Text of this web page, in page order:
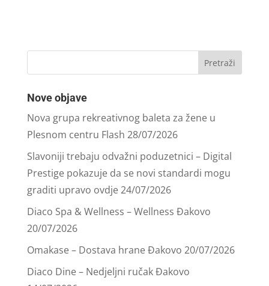
Nove objave
Nova grupa rekreativnog baleta za žene u
Plesnom centru Flash 28/07/2026
Slavoniji trebaju odvažni poduzetnici – Digital
Prestige pokazuje da se novi standardi mogu
graditi upravo ovdje24/07/2026
Diaco Spa & Wellness – Wellness Đakovo
20/07/2026
Omakase – Dostava hrane Đakovo 20/07/2026
Diaco Dine – Nedjeljni ručak Đakovo